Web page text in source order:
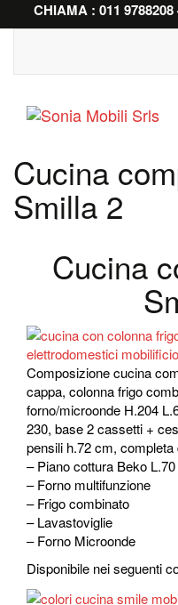
CHIAMA : 011
Cucina
Smilla 2
Cucina
Composizione cucina
cappa, colonna frigo
forno/microonde H.204
230, base 2 cassetti +
pensili h.72 cm,
– Piano cottura Beko L.70
– Forno multifunzione
– Frigo combinato
– Lavastoviglie
– Forno Microonde
Disponibile nei seguenti